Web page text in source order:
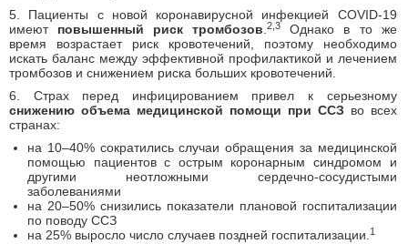
5. Пациенты с новой коронавирусной инфекцией COVID-19
имеют повышенный риск тромбозов.2,3
Однако в то же
время возрастает риск кровотечений, поэтому необходимо
искать баланс между эффективной профилактикой и лечением
тромбозов и снижением риска больших кровотечений.
6. Страх перед инфицированием привел к серьезному
снижению объема медицинской помощи при ССЗ во всех
странах:
на 10–40% сократились случаи обращения за медицинской
помощью пациентов с острым коронарным синдромом и
другими неотложными сердечно-сосудистыми
заболеваниями
на 20–50% снизились показатели плановой госпитализации
по поводу ССЗ
на 25% выросло число случаев поздней госпитализации.1